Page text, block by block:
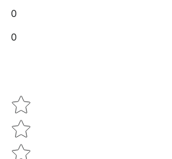
0
0
Star rating